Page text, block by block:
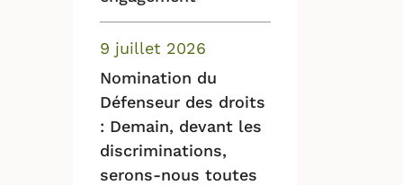
Nomination du
Défenseur des droits
: Demain, devant les
discriminations,
serons-nous toutes
9 juillet 2026